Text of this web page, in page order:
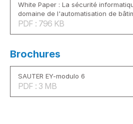
White Paper : La sécurité
domaine de l'automatisation de
PDF : 796 KB
Brochures
SAUTER EY-modulo 6
PDF : 3 MB